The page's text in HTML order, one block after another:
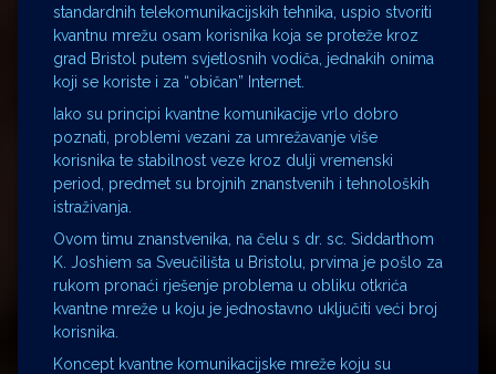
standardnih telekomunikacijskih tehnika, uspio stvoriti
kvantnu mrežu osam korisnika koja se proteže kroz
grad Bristol putem svjetlosnih vodiča, jednakih onima
koji se koriste i za “običan” Internet.
Iako su principi kvantne komunikacije vrlo dobro
poznati, problemi vezani za umrežavanje više
korisnika te stabilnost veze kroz dulji vremenski
period, predmet su brojnih znanstvenih i tehnoloških
istraživanja.
Ovom timu znanstvenika, na čelu s dr. sc. Siddarthom
K. Joshiem sa Sveučilišta u Bristolu, prvima je pošlo za
rukom pronaći rješenje problema u obliku otkrića
kvantne mreže u koju je jednostavno uključiti veći broj
korisnika.
Koncept kvantne komunikacijske mreže koju su